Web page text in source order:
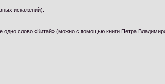
искажений).
одно слово «Китай» (можно с помощью книги Петра